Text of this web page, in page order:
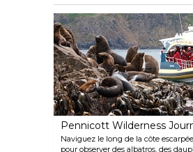
des chevrons à bord, le train
tropicales isolées et des paysages
jusqu'à Dubbil Barril, où votre
tournant rapide. Ici, vous
par du courage en vous plongeant
de la puissante King River, qui
l'adrénaline. En cours de route,
calmes, votre guide vous racontera
fascinante de la région.
Pennicott Wilderness
Naviguez le long de la côte
pour observer des albatros, des